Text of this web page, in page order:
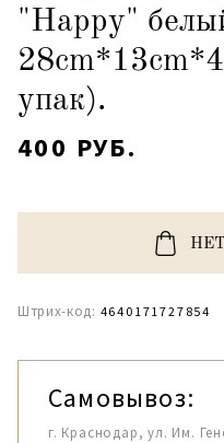
"Happy"
упак).
400 РУБ.
Штрих-код: 4640171727854
Самовывоз:
г. Краснодар, ул. Им.